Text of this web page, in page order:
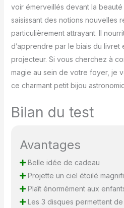
choix
est
pour
vos
Le
toute
voir émerveillés devant la
saisissant des notions nouvelles
particulièrement attrayant. Il
d’apprendre par le biais du
projecteur. Si vous cherchez à
magie au sein de votre foyer, je
ce charmant petit bijou
Bilan du test
Avantages
Belle idée de cadeau
Projette un ciel étoilé
Plaît énormément aux
Les 3 disques permettent